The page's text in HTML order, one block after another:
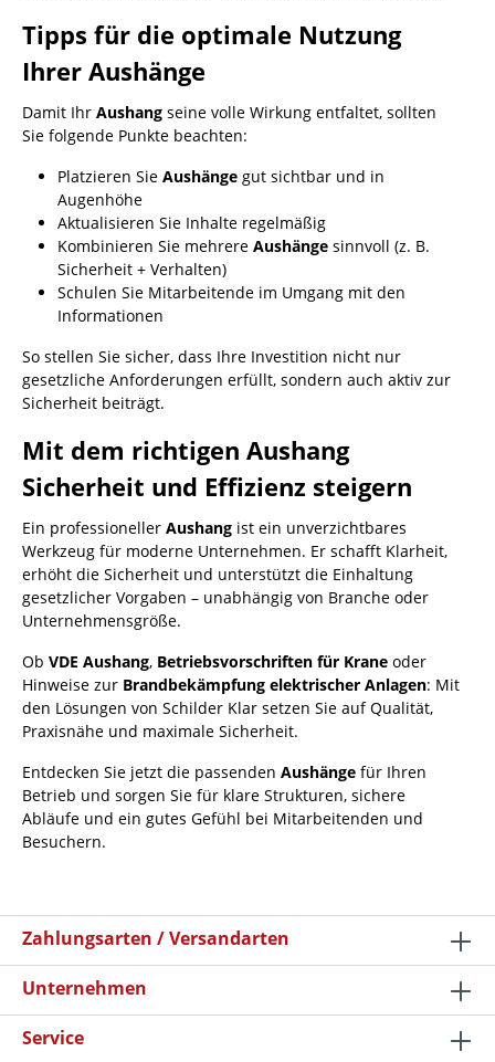
Tipps für die optimale Nutzung
Ihrer Aushänge
Damit Ihr Aushang seine volle Wirkung entfaltet, sollten
Sie folgende Punkte beachten:
Platzieren Sie Aushänge gut sichtbar und in
Augenhöhe
Aktualisieren Sie Inhalte regelmäßig
Kombinieren Sie mehrere Aushänge sinnvoll (z. B.
Sicherheit + Verhalten)
Schulen Sie Mitarbeitende im Umgang mit den
Informationen
So stellen Sie sicher, dass Ihre Investition nicht nur
gesetzliche Anforderungen erfüllt, sondern auch aktiv zur
Sicherheit beiträgt.
Mit dem richtigen Aushang
Sicherheit und Effizienz steigern
Ein professioneller Aushang ist ein unverzichtbares
Werkzeug für moderne Unternehmen. Er schafft Klarheit,
erhöht die Sicherheit und unterstützt die Einhaltung
gesetzlicher Vorgaben – unabhängig von Branche oder
Unternehmensgröße.
Ob VDE Aushang, Betriebsvorschriften für Krane oder
Hinweise zur Brandbekämpfung elektrischer Anlagen: Mit
den Lösungen von Schilder Klar setzen Sie auf Qualität,
Praxisnähe und maximale Sicherheit.
Entdecken Sie jetzt die passenden Aushänge für Ihren
Betrieb und sorgen Sie für klare Strukturen, sichere
Abläufe und ein gutes Gefühl bei Mitarbeitenden und
Besuchern.
Zahlungsarten / Versandarten
Unternehmen
Service